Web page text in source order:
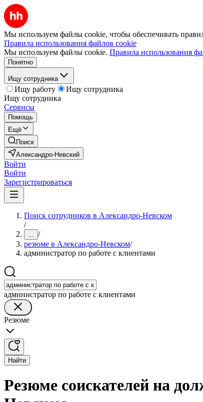
Мы используем файлы cookie, чтобы обеспечивать
Правила использования файлов cookie
Мы используем файлы cookie. Правила использования
Понятно
Ищу сотрудника
Ищу работу
Ищу сотрудника
Ищу сотрудника
Сервисы
Помощь
Ещё
Поиск
Александро-Невский
Войти
Войти
Зарегистрироваться
Поиск сотрудников в Александро-Невском
/
... /
резюме в Александро-Невском/
администратор по работе с клиентами
администратор по работе с клиентами
Резюме
Найти
Резюме соискателей на